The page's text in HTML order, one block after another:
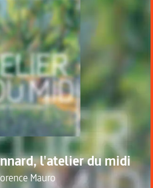
l'atelier du midi
Mauro